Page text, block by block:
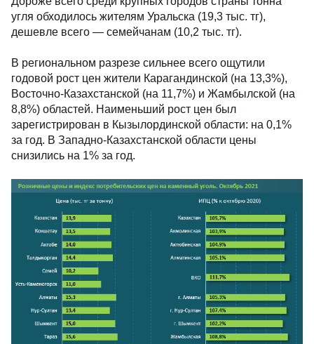
угля обходилось жителям Уральска (19,3 тыс. тг),
дешевле всего — семейчанам (10,2 тыс. тг).
В региональном разрезе сильнее всего ощутили
годовой рост цен жители Карагандинской (на 13,3%),
Восточно-Казахстанской (на 11,7%) и Жамбылской (на
8,8%) областей. Наименьший рост цен был
зарегистрирован в Кызылординской области: на 0,1%
за год. В Западно-Казахстанской области цены
снизились на 1% за год.